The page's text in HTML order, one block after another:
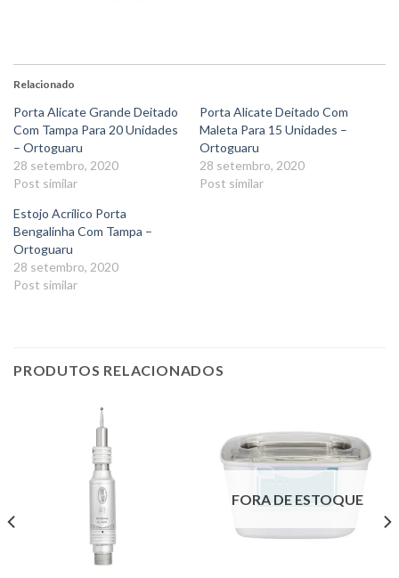
Relacionado
Porta Alicate Grande Deitado
Com Tampa Para 20 Unidades
– Ortoguaru
28 setembro, 2020
Post similar
Porta Alicate Deitado Com
Maleta Para 15 Unidades –
Ortoguaru
28 setembro, 2020
Post similar
Estojo Acrílico Porta
Bengalinha Com Tampa –
Ortoguaru
28 setembro, 2020
Post similar
PRODUTOS RELACIONADOS
FORA DE ESTOQUE